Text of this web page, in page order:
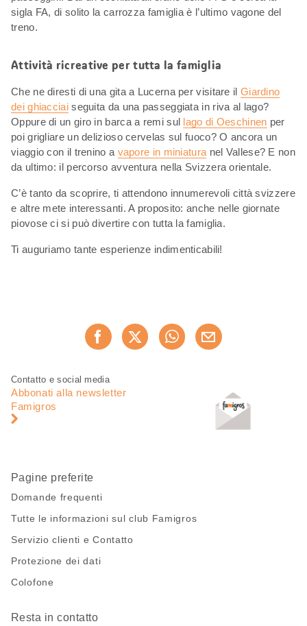
sigla FA, di solito la carrozza famiglia è l’ultimo vagone del
treno.
Attività ricreative per tutta la famiglia
Che ne diresti di una gita a Lucerna per visitare il Giardino
dei ghiacciaiseguita da una passeggiata in riva al lago?
Oppure di un giro in barca a remi sul lago di Oeschinen per
poi grigliare un delizioso cervelas sul fuoco? O ancora un
viaggio con il trenino a vapore in miniatura nel Vallese? E non
da ultimo: il percorso avventura nella Svizzera orientale.
C’è tanto da scoprire, ti attendono innumerevoli città svizzere
e altre mete interessanti. A proposito: anche nelle giornate
piovose ci si può divertire con tutta la famiglia.
Ti auguriamo tante esperienze indimenticabili!
Consiglia ora
Piè
pagina
Navigazione
pagina
Contatto e social media
Abbonati alla newsletter
Famigros
Pagine preferite
Domande frequenti
Tutte le informazioni sul club Famigros
Servizio clienti e Contatto
Protezione dei dati
Colofone
Resta in contatto